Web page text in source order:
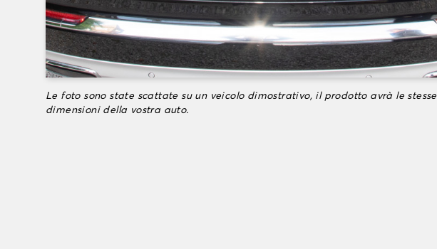
Le foto sono state scattate su un veicolo dimostrativo, il prodotto avrà le stesse
dimensioni della vostra auto.